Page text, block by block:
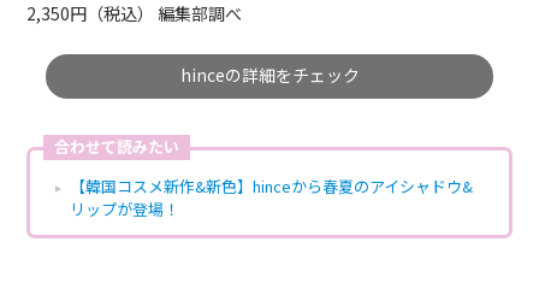
2,350円（税込） 編集部調べ
hinceの詳細をチェック
合わせて読みたい
【韓国コスメ新作&新色】hinceから春夏のアイシャドウ&
リップが登場！